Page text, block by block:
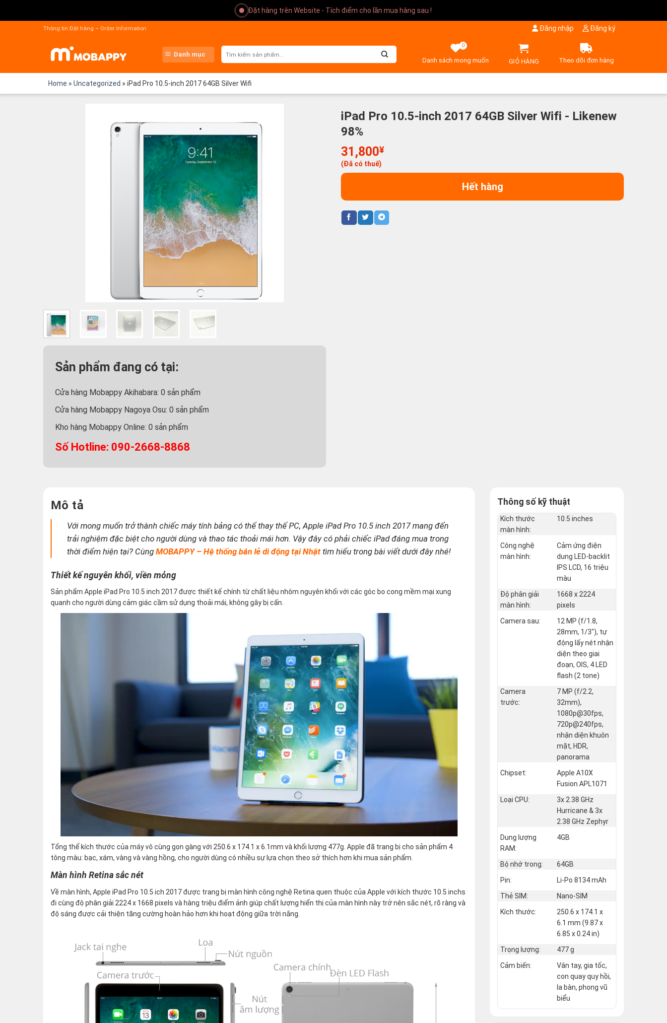
Đặt hàng trên Website - Tích điểm cho lần mua hàng sau !
Thông tin Đặt hàng – Order Information Đăng nhập Đăng ký
Danh mục
0
Danh sách mong muốn GIỎ HÀNG Theo dõi đơn hàng
Home » Uncategorized » iPad Pro 10.5-inch 2017 64GB Silver Wifi
Sản phẩm đang có tại:
Cửa hàng Mobappy Akihabara: 0 sản phẩm
Cửa hàng Mobappy Nagoya Osu: 0 sản phẩm
Kho hàng Mobappy Online: 0 sản phẩm
Số Hotline: 090-2668-8868
iPad Pro 10.5-inch 2017 64GB Silver Wifi - Likenew
98%
31,800¥
(Đã có thuế)
Hết hàng
Mô tả
Với mong muốn trở thành chiếc máy tính bảng có thể thay thế PC, Apple iPad Pro 10.5 inch 2017 mang đến
trải nghiệm đặc biệt cho người dùng và thao tác thoải mái hơn. Vậy đây có phải chiếc iPad đáng mua trong
thời điểm hiện tại? CùngMOBAPPY – Hệ thống bán lẻ di động tại Nhật tìm hiểu trong bài viết dưới đây nhé!
Thiết kế nguyên khối, viền mỏng
Sản phẩm Apple iPad Pro 10.5 inch 2017 được thiết kế chính từ chất liệu nhôm nguyên khối với các góc bo cong mềm mại xung
quanh cho người dùng cảm giác cầm sử dụng thoải mái, không gây bị cấn.
Tổng thể kích thước của máy vô cùng gọn gàng với 250.6 x 174.1 x 6.1mm và khối lượng 477g. Apple đã trang bị cho sản phẩm 4
tông màu: bạc, xám, vàng và vàng hồng, cho người dùng có nhiều sự lựa chọn theo sở thích hơn khi mua sản phẩm.
Màn hình Retina sắc nét
Về màn hình, Apple iPad Pro 10.5 ich 2017 được trang bị màn hình công nghệ Retina quen thuộc của Apple với kích thước 10.5 inchs
đi cùng độ phân giải 2224 x 1668 pixels và hàng triệu điểm ảnh giúp chất lượng hiển thị của màn hình này trở nên sắc nét, rõ ràng và
độ sáng được cải thiện tăng cường hoàn hảo hơn khi hoạt động giữa trời nắng.
Thông số kỹ thuật
Kích thước
màn hình:
10.5 inches
Công nghệ
màn hình:
Cảm ứng điện
dung LED-backlit
IPS LCD, 16 triệu
màu
Độ phân giải
màn hình:
1668 x 2224
pixels
Camera sau:
12 MP (f/1.8,
28mm, 1/3"), tự
động lấy nét nhận
diện theo giai
đoạn, OIS, 4 LED
flash (2 tone)
Camera
trước:
7 MP (f/2.2,
32mm),
1080p@30fps,
720p@240fps,
nhận diện khuôn
mặt, HDR,
panorama
Chipset:
Apple A10X
Fusion APL1071
Loại CPU:
3x 2.38 GHz
Hurricane & 3x
2.38 GHz Zephyr
Dung lượng
RAM:
4GB
Bộ nhớ trong:
64GB
Pin:
Li-Po 8134 mAh
Thẻ SIM:
Nano-SIM
Kích thước:
250.6 x 174.1 x
6.1 mm (9.87 x
6.85 x 0.24 in)
Trọng lượng:
477 g
Cảm biến:
Vân tay, gia tốc,
con quay quy hồi,
la bàn, phong vũ
biểu